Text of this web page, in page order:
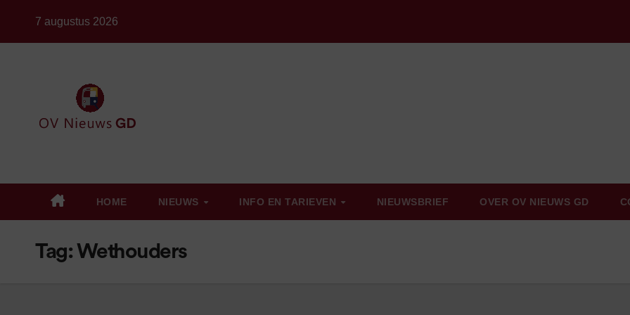
7 augustus 2026
HOME NIEUWS INFO EN TARIEVEN NIEUWSBRIEF OVER OV NIEUWS GD
Tag: Wethouders